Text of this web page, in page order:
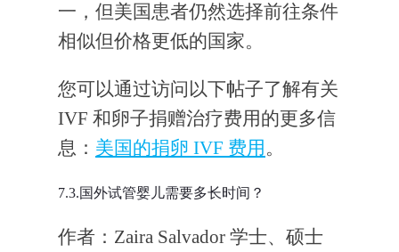
一，但美国患者仍然选择前往条件
相似但价格更低的国家。
您可以通过访问以下帖子了解有关
IVF 和卵子捐赠治疗费用的更多信
息： 美国的捐卵 IVF 费用 。
7.3.国外试管婴儿需要多长时间？
作者：Zaira Salvador 学士、硕士